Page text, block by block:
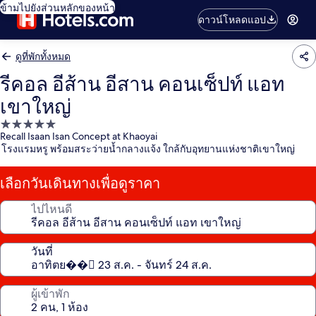
ข้ามไปยังส่วนหลักของหน้า
ดาวน์โหลดแอป
ดูที่พักทั้งหมด
รีคอล อีส้าน อีสาน คอนเซ็ปท์ แอท
เขาใหญ่
ที่พัก
5.0
Recall Isaan Isan Concept at Khaoyai
โรงแรมหรู พร้อมสระว่ายน้ำกลางแจ้ง ใกล้กับอุทยานแห่งชาติเขาใหญ่
เลือกวันเดินทางเพื่อดูราคา
ไปไหนดี
วันที่
ผู้เข้าพัก